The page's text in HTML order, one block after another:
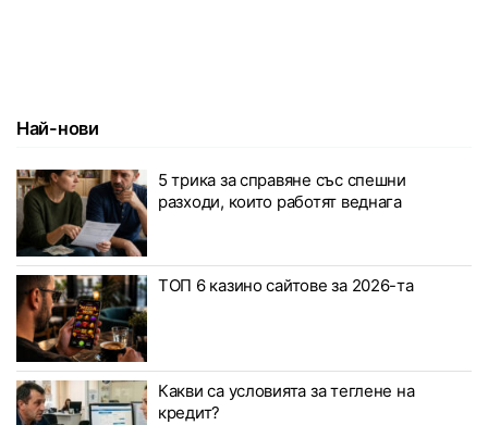
Най-нови
5 трика за справяне със спешни
разходи, които работят веднага
ТОП 6 казино сайтове за 2026-та
Какви са условията за теглене на
кредит?